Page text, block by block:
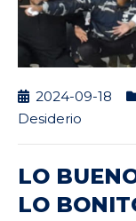
2024-09-18
Desiderio
LO
LO